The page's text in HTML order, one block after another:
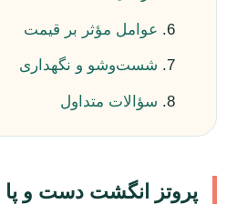
عوامل مؤثر بر قیمت
شست‌وشو و نگهداری
سؤالات متداول
پروتز انگشت دست و